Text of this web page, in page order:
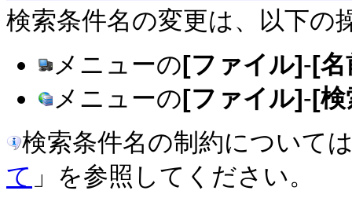
検索条件名の変更は、以下の
メニューの[ファイル]-[名
メニューの[ファイル]-[検
検索条件名の制約について
て 」を参照してください。